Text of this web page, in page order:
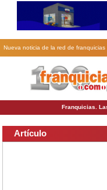
Nueva noticia de la red de
Franquicias.
Artículo